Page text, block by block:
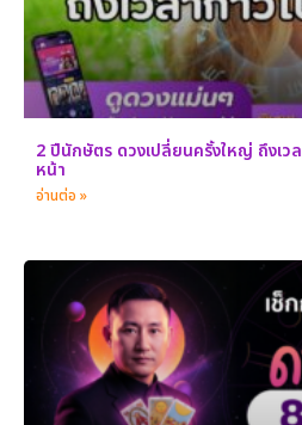
2 ปีนักษัตร ดวงเปลี่ยนครั้งใหญ่ ถึงเว
หน้า
อ่านต่อ »